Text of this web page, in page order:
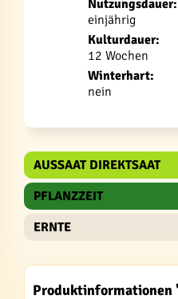
Nutzungsdauer:
einjährig
Kulturdauer:
12 Wochen
Winterhart:
nein
AUSSAAT DIREKTSAAT
PFLANZZEIT
ERNTE
Produktinformationen